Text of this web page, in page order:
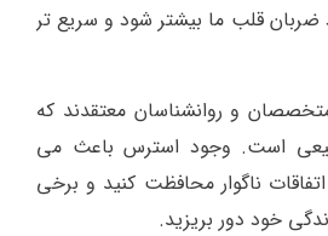
قلب ما بیشتر شود و سریع تر
و روانشناسان معتقدند که
است. وجود استرس باعث می
ناگوار محافظت کنید و برخی
خود دور بریزید.